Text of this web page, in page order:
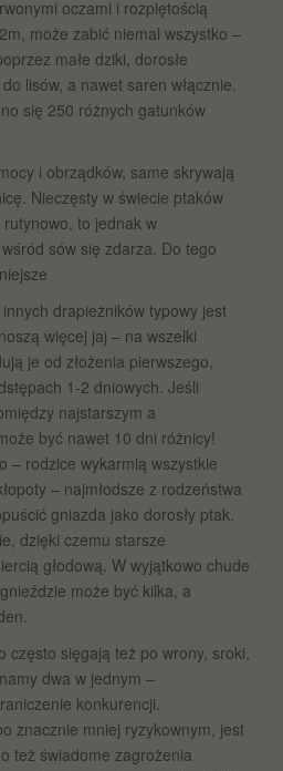
oczami i rozpiętością
może zabić niemal wszystko –
małe dziki, dorosłe
lisów, a nawet saren włącznie.
się 250 różnych gatunków
i obrządków, same skrywają
Nieczęsty w świecie ptaków
to jednak w
sów się zdarza. Do tego
drapieżników typowy jest
więcej jaj – na wszelki
je od złożenia pierwszego,
1-2 dniowych. Jeśli
najstarszym a
być nawet 10 dni różnicy!
– rodzice wykarmią wszystkie
– najmłodsze z rodzeństwa
gniazda jako dorosły ptak.
dzięki czemu starsze
głodową. W wyjątkowo chude
może być kilka, a
często sięgają też po wrony, sroki,
dwa w jednym –
konkurencji.
znacznie mniej ryzykownym, jest
też świadome zagrożenia